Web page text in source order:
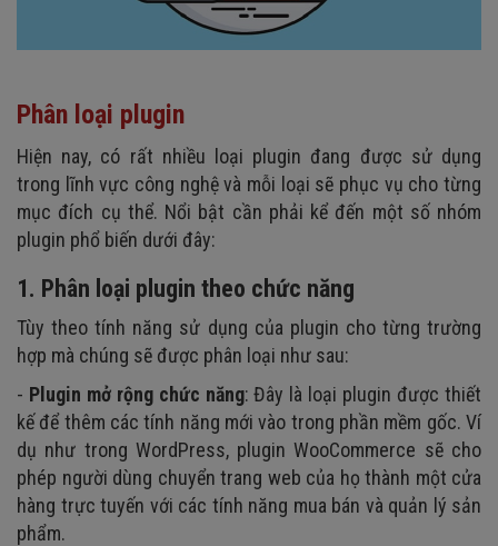
Phân loại plugin
Hiện nay, có rất nhiều loại plugin đang được sử dụng
trong lĩnh vực công nghệ và mỗi loại sẽ phục vụ cho từng
mục đích cụ thể. Nổi bật cần phải kể đến một số nhóm
plugin phổ biến dưới đây:
1. Phân loại plugin theo chức năng
Tùy theo tính năng sử dụng của plugin cho từng trường
hợp mà chúng sẽ được phân loại như sau:
- Plugin mở rộng chức năng: Đây là loại plugin được thiết
kế để thêm các tính năng mới vào trong phần mềm gốc. Ví
dụ như trong WordPress, plugin WooCommerce sẽ cho
phép người dùng chuyển trang web của họ thành một cửa
hàng trực tuyến với các tính năng mua bán và quản lý sản
phẩm.